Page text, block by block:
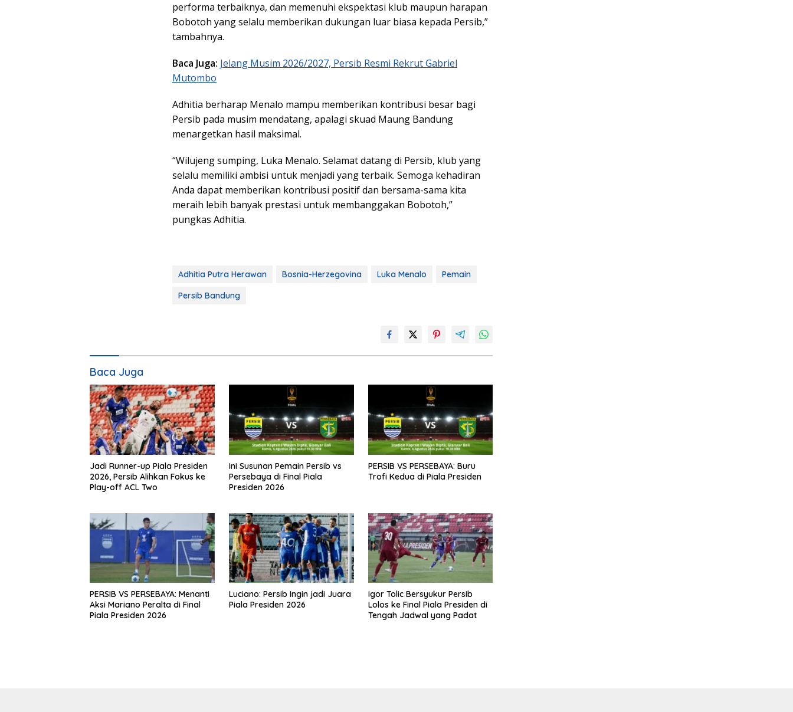
performa terbaiknya, dan memenuhi ekspektasi klub maupun harapan
Bobotoh yang selalu memberikan dukungan luar biasa kepada Persib,”
tambahnya.
Baca Juga: Jelang Musim 2026/2027, Persib Resmi Rekrut Gabriel
Mutombo
Adhitia berharap Menalo mampu memberikan kontribusi besar bagi
Persib pada musim mendatang, apalagi skuad Maung Bandung
menargetkan hasil maksimal.
“Wilujeng sumping, Luka Menalo. Selamat datang di Persib, klub yang
selalu memiliki ambisi untuk menjadi yang terbaik. Semoga kehadiran
Anda dapat memberikan kontribusi positif dan bersama-sama kita
meraih lebih banyak prestasi untuk membanggakan Bobotoh,”
pungkas Adhitia.
Adhitia Putra Herawan Bosnia-Herzegovina Luka Menalo
Pemain
Persib Bandung
Baca Juga
Jadi Runner-up Piala Presiden
2026, Persib Alihkan Fokus ke
Play-off ACL Two
Ini Susunan Pemain Persib vs
Persebaya di Final Piala
Presiden 2026
PERSIB VS PERSEBAYA: Buru
Trofi Kedua di Piala Presiden
PERSIB VS PERSEBAYA: Menanti
Aksi Mariano Peralta di Final
Piala Presiden 2026
Luciano: Persib Ingin jadi Juara
Piala Presiden 2026
Igor Tolic Bersyukur Persib
Lolos ke Final Piala Presiden di
Tengah Jadwal yang Padat